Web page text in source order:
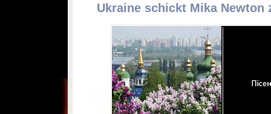
Ukraine schickt Mika Newton